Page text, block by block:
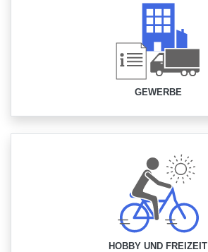
GEWERBE
HOBBY UND FREIZEIT